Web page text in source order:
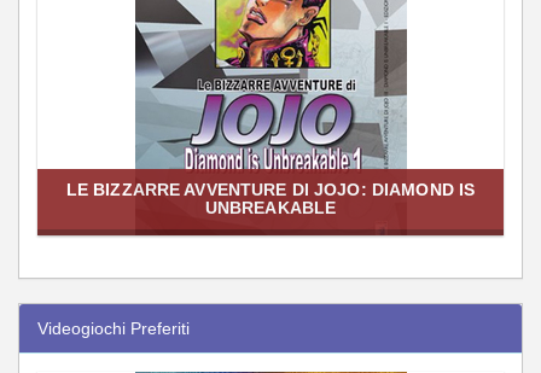
LE BIZZARRE AVVENTURE DI JOJO: DIAMOND IS
UNBREAKABLE
Videogiochi Preferiti